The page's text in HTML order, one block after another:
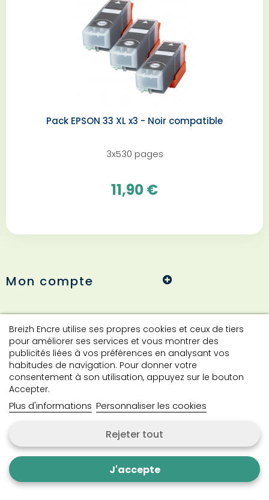
Breizh Encre utilise ses propres cookies et ceux de tiers
pour améliorer ses services et vous montrer des
publicités liées à vos préférences en analysant vos
habitudes de navigation. Pour donner votre
consentement à son utilisation, appuyez sur le bouton
Accepter.
Plus d'informations Personnaliser les cookies
Rejeter tout
J'accepte
Pack EPSON 33 XL x3 - Noir compatible
3x530 pages
11,90 €
Mon compte
Informations
Contact
Contactez-nous
Copyright © 2024 Breizh Encre. Tous droits réservés.